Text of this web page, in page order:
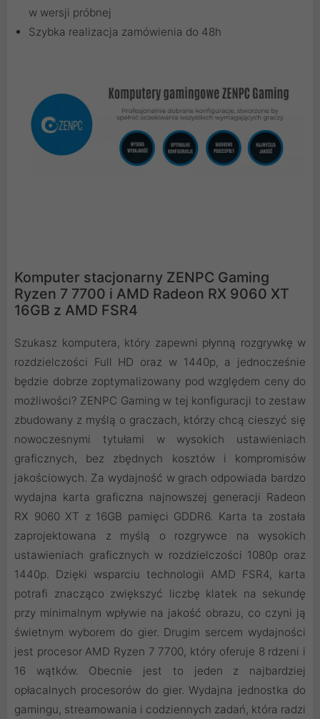
w wersji próbnej
Szybka realizacja zamówienia do 48h
Komputer stacjonarny ZENPC Gaming
Ryzen 7 7700 i AMD Radeon RX 9060 XT
16GB z AMD FSR4
Szukasz komputera, który zapewni płynną rozgrywkę w
rozdzielczości Full HD oraz w 1440p, a jednocześnie
będzie dobrze zoptymalizowany pod względem ceny do
możliwości? ZENPC Gaming w tej konfiguracji to zestaw
zbudowany z myślą o graczach, którzy chcą cieszyć się
nowoczesnymi tytułami w wysokich ustawieniach
graficznych, bez zbędnych kosztów i kompromisów
jakościowych. Za wydajność w grach odpowiada bardzo
wydajna karta graficzna najnowszej generacji Radeon
RX 9060 XT z 16GB pamięci GDDR6. Karta ta została
zaprojektowana z myślą o rozgrywce na wysokich
ustawieniach graficznych w rozdzielczości 1080p oraz
1440p. Dzięki wsparciu technologii AMD FSR4, karta
potrafi znacząco zwiększyć liczbę klatek na sekundę
przy minimalnym wpływie na jakość obrazu, co czyni ją
świetnym wyborem do gier. Drugim sercem wydajności
jest procesor AMD Ryzen 7 7700, który oferuje 8 rdzeni i
16 wątków. Obecnie jest to jeden z najbardziej
opłacalnych procesorów do gier. Wydajna jednostka do
gamingu, streamowania i codziennych zadań, która radzi